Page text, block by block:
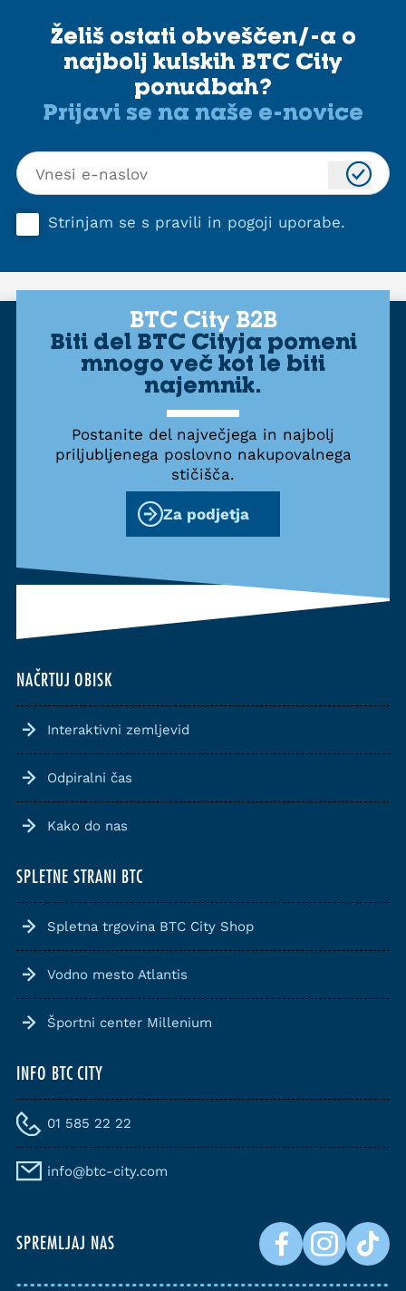
Želiš ostati obveščen/-a o
najbolj kulskih BTC City
ponudbah?
Prijavi se na naše e-novice
Strinjam se s pravili in pogoji uporabe.
NAČRTUJ OBISK
Interaktivni zemljevid
Odpiralni čas
Kako do nas
SPLETNE STRANI BTC
Spletna trgovina BTC City Shop
Vodno mesto Atlantis
Športni center Millenium
INFO BTC CITY
01 585 22 22
info@btc-city.com
SPREMLJAJ NAS
BTC City B2B
Biti del BTC Cityja pomeni
mnogo več kot le biti
najemnik.
Postanite del največjega in najbolj
priljubljenega poslovno nakupovalnega
stičišča.
Za podjetja